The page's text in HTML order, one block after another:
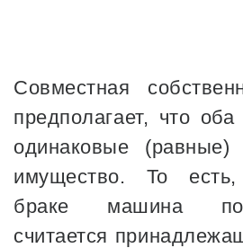
Совместная
предполагает, что
одинаковые
имущество. То
браке машина
считается